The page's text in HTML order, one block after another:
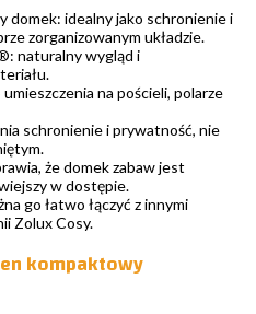
domek: idealny jako schronienie i
zorganizowanym układzie.
naturalny wygląd i
na pościeli, polarze
schronienie i prywatność, nie
że domek zabaw jest
w dostępie.
go łatwo łączyć z innymi
Zolux Cosy.
kompaktowy